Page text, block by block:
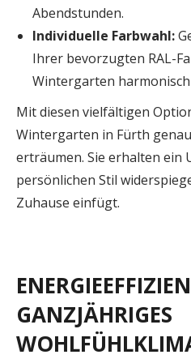
Abendstunden.
Individuelle Farbwahl:
Ihrer bevorzugten RAL-
Wintergarten
Mit diesen vielfältigen
Wintergarten in Fürth genau
erträumen. Sie erhalten ein
persönlichen Stil
Zuhause einfügt.
GANZJÄHRIGES